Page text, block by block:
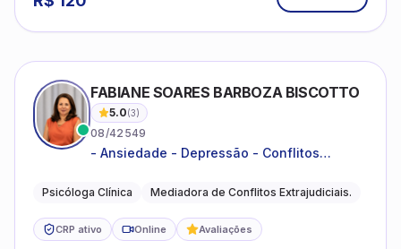
FABIANE SOARES BARBOZA BISCOTTO
5.0(3)
08/42549
- Ansiedade - Depressão - Conflitos
relacionamentos - Autoestima -
Psicóloga Clínica Mediadora de Conflitos Extrajudiciais.
CRP ativo Online Avaliações